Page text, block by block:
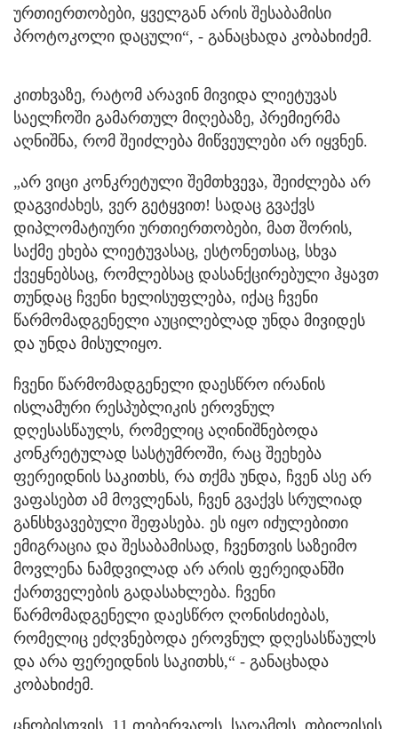
ურთიერთობები, ყველგან არის შესაბამისი
პროტოკოლი დაცული“, - განაცხადა კობახიძემ.
კითხვაზე, რატომ არავინ მივიდა ლიეტუვას
საელჩოში გამართულ მიღებაზე, პრემიერმა
აღნიშნა, რომ შეიძლება მიწვეულები არ იყვნენ.
„არ ვიცი კონკრეტული შემთხვევა, შეიძლება არ
დაგვიძახეს, ვერ გეტყვით! სადაც გვაქვს
დიპლომატიური ურთიერთობები, მათ შორის,
საქმე ეხება ლიეტუვასაც, ესტონეთსაც, სხვა
ქვეყნებსაც, რომლებსაც დასანქცირებული ჰყავთ
თუნდაც ჩვენი ხელისუფლება, იქაც ჩვენი
წარმომადგენელი აუცილებლად უნდა მივიდეს
და უნდა მისულიყო.
ჩვენი წარმომადგენელი დაესწრო ირანის
ისლამური რესპუბლიკის ეროვნულ
დღესასწაულს, რომელიც აღინიშნებოდა
კონკრეტულად სასტუმროში, რაც შეეხება
ფერეიდნის საკითხს, რა თქმა უნდა, ჩვენ ასე არ
ვაფასებთ ამ მოვლენას, ჩვენ გვაქვს სრულიად
განსხვავებული შეფასება. ეს იყო იძულებითი
ემიგრაცია და შესაბამისად, ჩვენთვის საზეიმო
მოვლენა ნამდვილად არ არის ფერეიდანში
ქართველების გადასახლება. ჩვენი
წარმომადგენელი დაესწრო ღონისძიებას,
რომელიც ეძღვნებოდა ეროვნულ დღესასწაულს
და არა ფერეიდნის საკითხს,“ - განაცხადა
კობახიძემ.
ცნობისთვის, 11 თებერვალს, საღამოს, თბილისის